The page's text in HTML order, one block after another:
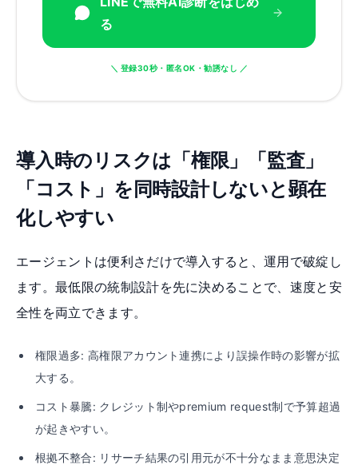
る
＼ 登録30秒・匿名OK・勧誘なし ／
導入時のリスクは「権限」「監査」
「コスト」を同時設計しないと顕在
化しやすい
エージェントは便利さだけで導入すると、運用で破綻し
ます。最低限の統制設計を先に決めることで、速度と安
全性を両立できます。
権限過多: 高権限アカウント連携により誤操作時の影響が拡
大する。
コスト暴騰: クレジット制やpremium request制で予算超過
が起きやすい。
根拠不整合: リサーチ結果の引用元が不十分なまま意思決定